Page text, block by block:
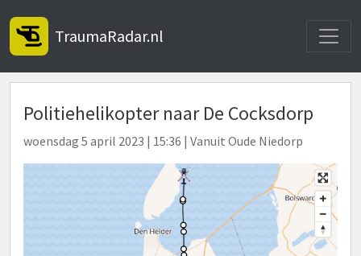
TraumaRadar.nl
Politiehelikopter naar De Cocksdorp
woensdag 5 april 2023 | 15:36 | Vanuit Oude Niedorp